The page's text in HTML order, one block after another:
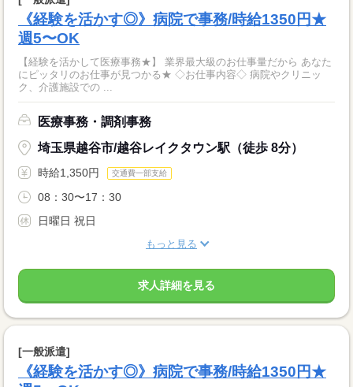
《経験を活かす◎》病院で事務/時給1350円★
週5〜OK
【経験を活かして医療事務★】 業界最大級のお仕事量だから あなた
にピッタリのお仕事が見つかる★ ◇お仕事内容◇ 病院やクリニッ
ク、介護施設での ...
医療事務・調剤事務
埼玉県越谷市/越谷レイクタウン駅（徒歩 8分）
時給1,350円 交通費一部支給
08：30〜17：30
日曜日 祝日
もっと見る
求人詳細を見る
[一般派遣]
《経験を活かす◎》病院で事務/時給1350円★